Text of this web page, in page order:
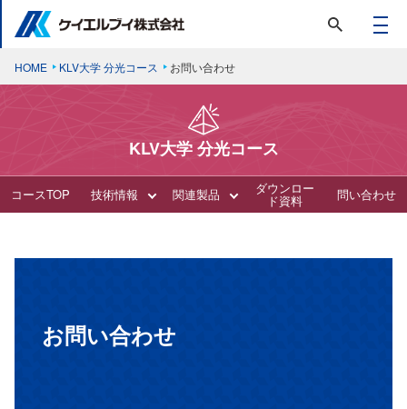
HOME KLV大学 分光コース お問い合わせ
KLV大学 分光コース
コースTOP 技術情報 関連製品 ダウンロー
ド資料 問い合わせ
お問い合わせ